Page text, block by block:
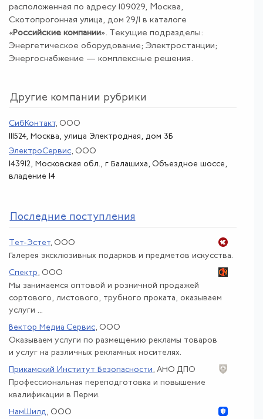
расположенная по адресу 109029, Москва,
Скотопрогонная улица, дом 29/1 в каталоге
«Российские компании». Текущие подразделы:
Энергетическое оборудование; Электростанции;
Энергоснабжение — комплексные решения.
Другие компании рубрики
СибКонтакт, ООО
111524, Москва, улица Электродная, дом 3Б
ЭлектроСервис, ООО
143912, Московская обл., г Балашиха, Объездное шоссе,
владение 14
Последние поступления
Тет-Эстет, ООО
Галерея эксклюзивных подарков и предметов искусства.
Спектр , ООО
Мы занимаемся оптовой и розничной продажей
сортового, листового, трубного проката, оказываем
услуги ...
Вектор Медиа Сервис, ООО
Оказываем услуги по размещению рекламы товаров
и услуг на различных рекламных носителях.
Прикамский Институт Безопасности , АНО ДПО
Профессиональная переподготовка и повышение
квалификации в Перми.
НамШилд , ООО